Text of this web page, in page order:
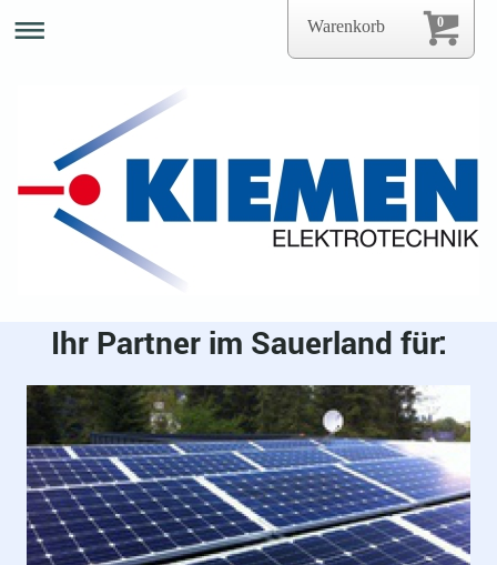
Ihr Partner im Sauerland für:
0
Warenkorb